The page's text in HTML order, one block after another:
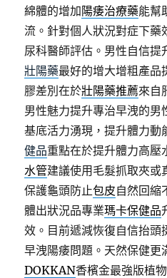
綿體的增加陽痿治療藥能幫
流。針對個人狀況對症下藥
尿科醫師評估。男性自信提
壯陽藥最好的增大增粗產品
膠差別在於壯陽藥推薦來自
男性魅力提升專治早洩的男
基底活力湧現，提升體力動
健品重點在於提升體力高壓
水管建議使用毛髮抓取夾或
保護龜頭防止包皮自然回縮
體出狀況品專業瑪卡保健品
效。目前遞減恢復自信抬頭
早洩陽痿問題。天然保健更
DOKKAN香檳金最強版植